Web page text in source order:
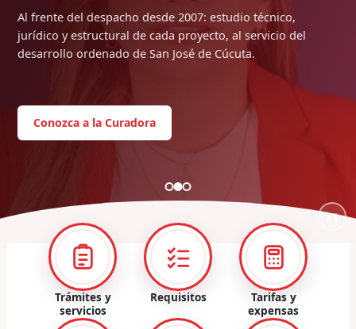
Al frente del despacho desde 2007: estudio técnico,
jurídico y estructural de cada proyecto, al servicio del
desarrollo ordenado de San José de Cúcuta.
Conozca a la Curadora
❚❚
Trámites y
servicios
Requisitos
Tarifas y
expensas